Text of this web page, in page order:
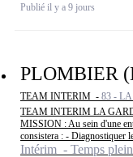
Publié il y a 9 jours
PLOMBIER
TEAM INTERIM - 83 -
TEAM INTERIM LA
MISSION : Au sein d'une
consistera : - Diagnostiquer
Intérim - Temps plein